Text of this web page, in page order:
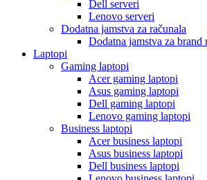
Dell serveri
Lenovo serveri
Dodatna jamstva za računala
Dodatna jamstva za brand
Laptopi
Gaming laptopi
Acer gaming laptopi
Asus gaming laptopi
Dell gaming laptopi
Lenovo gaming laptopi
Business laptopi
Acer business laptopi
Asus business laptopi
Dell business laptopi